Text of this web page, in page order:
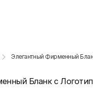
Элегантный Фирменный